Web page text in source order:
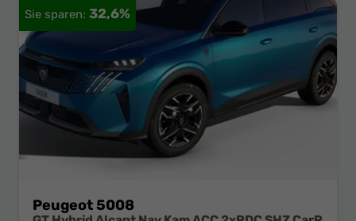
32,6%
Peugeot 5008